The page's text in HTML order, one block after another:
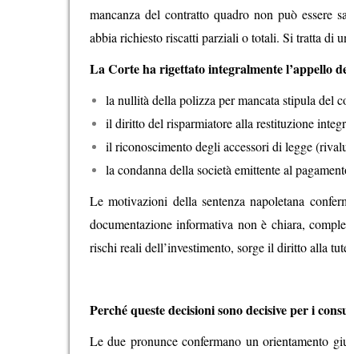
mancanza del contratto quadro non può essere
abbia richiesto riscatti parziali o totali. Si tratta di
La Corte ha rigettato integralmente l’appello
la nullità della polizza per mancata stipula del
il diritto del risparmiatore alla restituzione
il riconoscimento degli accessori di legge
la condanna della società emittente al
Le motivazioni della sentenza napoletana
documentazione informativa non è chiara,
rischi reali dell’investimento, sorge il diritto alla
Perché queste decisioni sono decisive per i
Le due pronunce confermano un orientamento